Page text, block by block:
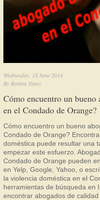
Wednesday, 18 June 2014
By Bettina Yanez
Cómo encuentro un
en el Condado de Orange?
Cómo encuentro un bueno
Condado de Orange?
doméstica puede resultar una
empezar este esfuerzo.
Condado de Orange pueden
en Yelp, Google, Yahoo, o
la violencia doméstica en el
herramientas de búsqueda en
encontrar abogados de calidad